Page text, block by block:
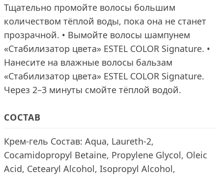
Тщательно промойте волосы большим
количеством тёплой воды, пока она не станет
прозрачной. • Вымойте волосы шампунем
«Стабилизатор цвета» ESTEL COLOR Signature. •
Нанесите на влажные волосы бальзам
«Стабилизатор цвета» ESTEL COLOR Signature.
Через 2–3 минуты смойте тёплой водой.
СОСТАВ
Крем-гель Состав: Aqua, Laureth-2,
Cocamidopropyl Betaine, Propylene Glycol, Oleic
Acid, Cetearyl Alcohol, Isopropyl Alcohol,